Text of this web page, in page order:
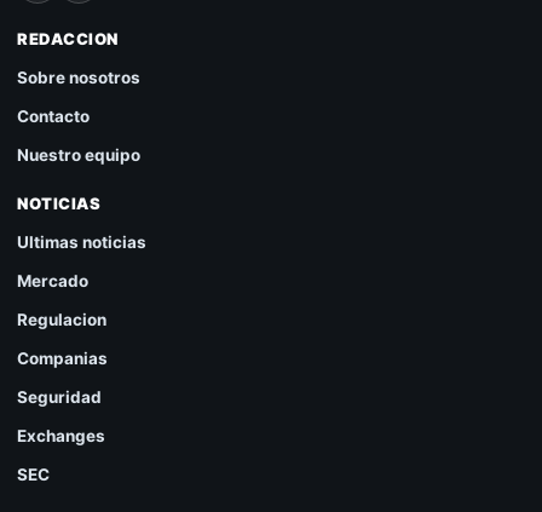
REDACCION
Sobre nosotros
Contacto
Nuestro equipo
NOTICIAS
Ultimas noticias
Mercado
Regulacion
Companias
Seguridad
Exchanges
SEC